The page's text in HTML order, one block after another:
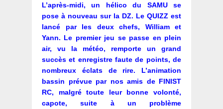
L’après-midi, un hélico du SAMU se
pose à nouveau sur la DZ. Le QUIZZ est
lancé par les deux chefs, William et
Yann. Le premier jeu se passe en plein
air, vu la météo, remporte un grand
succès et enregistre faute de points, de
nombreux éclats de rire. L’animation
bassin prévue par nos amis de FINIST
RC, malgré toute leur bonne volonté,
capote, suite à un problème